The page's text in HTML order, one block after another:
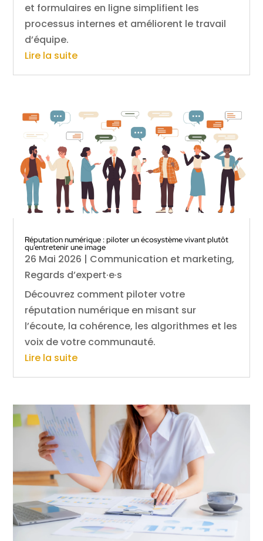
et formulaires en ligne simplifient les
processus internes et améliorent le travail
d’équipe.
Lire la suite
Réputation numérique : piloter un écosystème vivant plutôt
qu’entretenir une image
26 Mai 2026 | Communication et marketing,
Regards d’expert·e·s
Découvrez comment piloter votre
réputation numérique en misant sur
l’écoute, la cohérence, les algorithmes et les
voix de votre communauté.
Lire la suite